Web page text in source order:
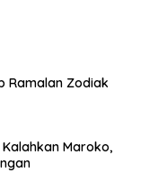
Ramalan Zodiak
Kalahkan Maroko,